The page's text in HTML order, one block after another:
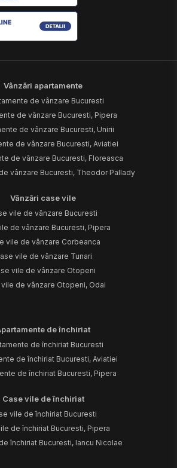
Vânzări apartamente
de vânzare Bucuresti
de vânzare Bucuresti, Pipera
de vânzare Bucuresti, Unirii
de vânzare Bucuresti, Aviatiei
de vânzare Bucuresti, Floreasca
vânzare Bucuresti, Theodor Pallady
Vânzări case vile
vile de vânzare Bucuresti
de vânzare Bucuresti, Pipera
vile de vânzare Corbeanca
vile de vânzare Tunari
vile de vânzare Otopeni
vile de vânzare Otopeni, Odai
de închiriat
de închiriat Bucuresti
de închiriat Bucuresti, Aviatiei
de închiriat Bucuresti, Pipera
Case vile de închiriat
vile de închiriat Bucuresti
de închiriat Bucuresti, Pipera
închiriat Bucuresti, Iancu Nicolae